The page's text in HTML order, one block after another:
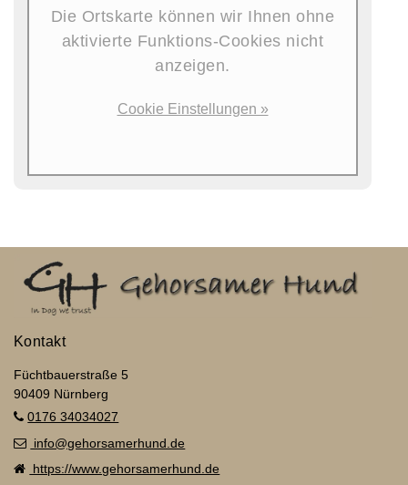
Die Ortskarte können wir Ihnen ohne
aktivierte Funktions-Cookies nicht
anzeigen.
Cookie Einstellungen »
Kontakt
Füchtbauerstraße 5
90409 Nürnberg
0176 34034027
info@gehorsamerhund.de
https://www.gehorsamerhund.de